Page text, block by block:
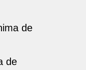
de
de